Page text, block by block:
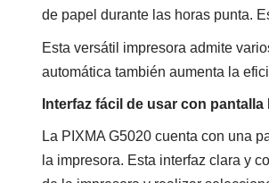
de papel durante las horas punta.
Esta versátil impresora admite
automática también aumenta la
Interfaz fácil de usar con pantalla
La PIXMA G5020 cuenta con una
la impresora. Esta interfaz clara y